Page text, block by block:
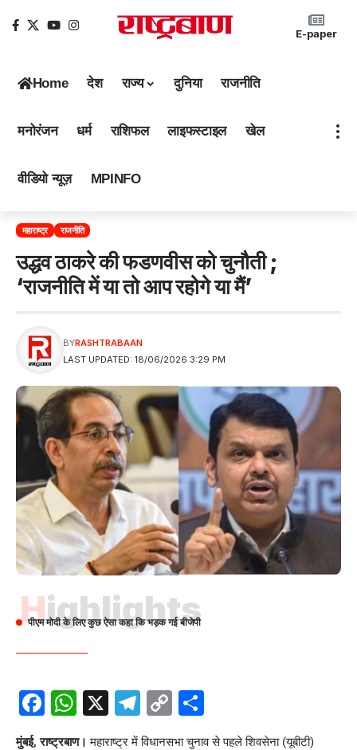
E-paper
Home देश राज्य दुनिया राजनीति
मनोरंजन धर्म राशिफल लाइफस्टाइल खेल
वीडियो न्यूज़ MPINFO
महाराष्ट्र राजनीति
उद्धव ठाकरे की फडणवीस को चुनौती ;
‘राजनीति में या तो आप रहोगे या मैं’
LAST UPDATED: 18/06/2026 3:29 PM
BYRASHTRABAAN
Highlights
पीएम मोदी के लिए कुछ ऐसा कहा कि भड़क गई बीजेपी
Facebook
WhatsApp
X Telegram
Copy
Link
मुंबई, राष्ट्रबाण। महाराष्ट्र में विधानसभा चुनाव से पहले शिवसेना (यूबीटी)